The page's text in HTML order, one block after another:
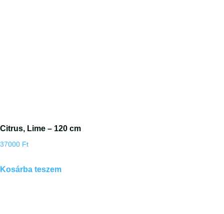
Citrus, Lime – 120 cm
37000 Ft
Kosárba teszem